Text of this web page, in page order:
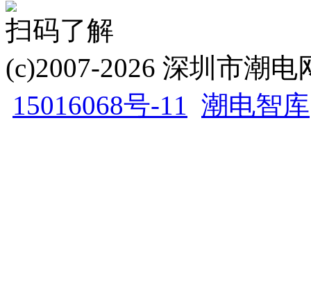
扫码了解
(c)2007-2026 深圳市潮
15016068号-11 潮电智库